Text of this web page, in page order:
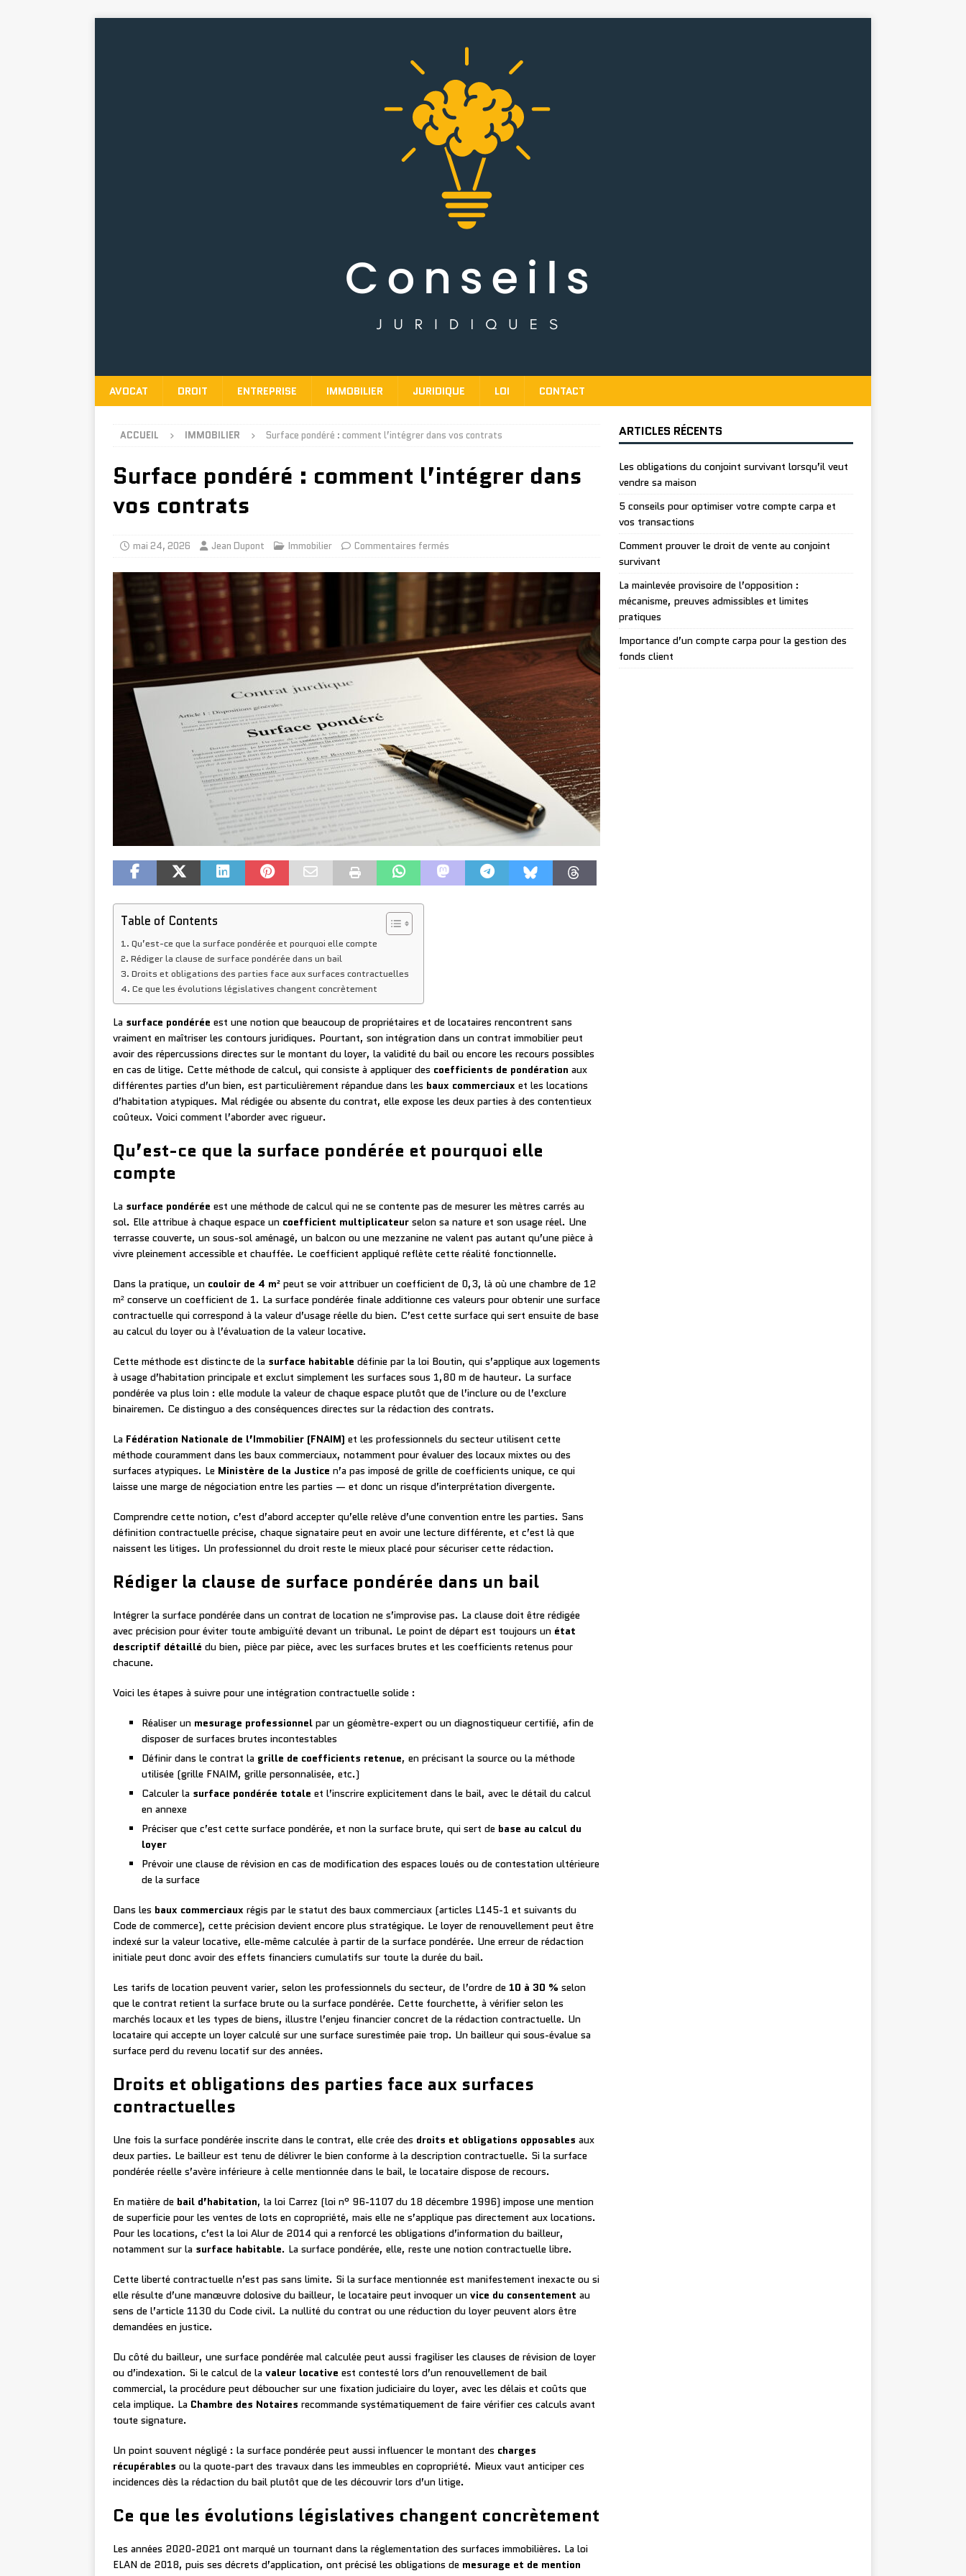
AVOCAT DROIT ENTREPRISE IMMOBILIER JURIDIQUE LOI CONTACT
ACCUEIL IMMOBILIER Surface pondéré : comment l’intégrer dans vos contrats
Surface pondéré : comment l’intégrer dans
vos contrats
mai 24, 2026 Jean Dupont Immobilier Commentaires fermés
Table of Contents
Qu’est-ce que la surface pondérée et pourquoi elle compte
Rédiger la clause de surface pondérée dans un bail
Droits et obligations des parties face aux surfaces contractuelles
Ce que les évolutions législatives changent concrètement
La surface pondérée est une notion que beaucoup de propriétaires et de locataires rencontrent sans
vraiment en maîtriser les contours juridiques. Pourtant, son intégration dans un contrat immobilier peut
avoir des répercussions directes sur le montant du loyer, la validité du bail ou encore les recours possibles
en cas de litige. Cette méthode de calcul, qui consiste à appliquer des coefficients de pondération aux
différentes parties d’un bien, est particulièrement répandue dans les baux commerciaux et les locations
d’habitation atypiques. Mal rédigée ou absente du contrat, elle expose les deux parties à des contentieux
coûteux. Voici comment l’aborder avec rigueur.
Qu’est-ce que la surface pondérée et pourquoi elle
compte
La surface pondérée est une méthode de calcul qui ne se contente pas de mesurer les mètres carrés au
sol. Elle attribue à chaque espace un coefficient multiplicateur selon sa nature et son usage réel. Une
terrasse couverte, un sous-sol aménagé, un balcon ou une mezzanine ne valent pas autant qu’une pièce à
vivre pleinement accessible et chauffée. Le coefficient appliqué reflète cette réalité fonctionnelle.
Dans la pratique, un couloir de 4 m² peut se voir attribuer un coefficient de 0,3, là où une chambre de 12
m² conserve un coefficient de 1. La surface pondérée finale additionne ces valeurs pour obtenir une surface
contractuelle qui correspond à la valeur d’usage réelle du bien. C’est cette surface qui sert ensuite de base
au calcul du loyer ou à l’évaluation de la valeur locative.
Cette méthode est distincte de la surface habitable définie par la loi Boutin, qui s’applique aux logements
à usage d’habitation principale et exclut simplement les surfaces sous 1,80 m de hauteur. La surface
pondérée va plus loin : elle module la valeur de chaque espace plutôt que de l’inclure ou de l’exclure
binairemen. Ce distinguo a des conséquences directes sur la rédaction des contrats.
La Fédération Nationale de l’Immobilier (FNAIM) et les professionnels du secteur utilisent cette
méthode couramment dans les baux commerciaux, notamment pour évaluer des locaux mixtes ou des
surfaces atypiques. Le Ministère de la Justice n’a pas imposé de grille de coefficients unique, ce qui
laisse une marge de négociation entre les parties — et donc un risque d’interprétation divergente.
Comprendre cette notion, c’est d’abord accepter qu’elle relève d’une convention entre les parties. Sans
définition contractuelle précise, chaque signataire peut en avoir une lecture différente, et c’est là que
naissent les litiges. Un professionnel du droit reste le mieux placé pour sécuriser cette rédaction.
Rédiger la clause de surface pondérée dans un bail
Intégrer la surface pondérée dans un contrat de location ne s’improvise pas. La clause doit être rédigée
avec précision pour éviter toute ambiguïté devant un tribunal. Le point de départ est toujours un état
descriptif détaillé du bien, pièce par pièce, avec les surfaces brutes et les coefficients retenus pour
chacune.
Voici les étapes à suivre pour une intégration contractuelle solide :
Réaliser un mesurage professionnel par un géomètre-expert ou un diagnostiqueur certifié, afin de
disposer de surfaces brutes incontestables
Définir dans le contrat la grille de coefficients retenue, en précisant la source ou la méthode
utilisée (grille FNAIM, grille personnalisée, etc.)
Calculer la surface pondérée totale et l’inscrire explicitement dans le bail, avec le détail du calcul
en annexe
Préciser que c’est cette surface pondérée, et non la surface brute, qui sert de base au calcul du
loyer
Prévoir une clause de révision en cas de modification des espaces loués ou de contestation ultérieure
de la surface
Dans les baux commerciaux régis par le statut des baux commerciaux (articles L145-1 et suivants du
Code de commerce), cette précision devient encore plus stratégique. Le loyer de renouvellement peut être
indexé sur la valeur locative, elle-même calculée à partir de la surface pondérée. Une erreur de rédaction
initiale peut donc avoir des effets financiers cumulatifs sur toute la durée du bail.
Les tarifs de location peuvent varier, selon les professionnels du secteur, de l’ordre de 10 à 30 % selon
que le contrat retient la surface brute ou la surface pondérée. Cette fourchette, à vérifier selon les
marchés locaux et les types de biens, illustre l’enjeu financier concret de la rédaction contractuelle. Un
locataire qui accepte un loyer calculé sur une surface surestimée paie trop. Un bailleur qui sous-évalue sa
surface perd du revenu locatif sur des années.
Droits et obligations des parties face aux surfaces
contractuelles
Une fois la surface pondérée inscrite dans le contrat, elle crée des droits et obligations opposables aux
deux parties. Le bailleur est tenu de délivrer le bien conforme à la description contractuelle. Si la surface
pondérée réelle s’avère inférieure à celle mentionnée dans le bail, le locataire dispose de recours.
En matière de bail d’habitation, la loi Carrez (loi n° 96-1107 du 18 décembre 1996) impose une mention
de superficie pour les ventes de lots en copropriété, mais elle ne s’applique pas directement aux locations.
Pour les locations, c’est la loi Alur de 2014 qui a renforcé les obligations d’information du bailleur,
notamment sur la surface habitable. La surface pondérée, elle, reste une notion contractuelle libre.
Cette liberté contractuelle n’est pas sans limite. Si la surface mentionnée est manifestement inexacte ou si
elle résulte d’une manœuvre dolosive du bailleur, le locataire peut invoquer un vice du consentement au
sens de l’article 1130 du Code civil. La nullité du contrat ou une réduction du loyer peuvent alors être
demandées en justice.
Du côté du bailleur, une surface pondérée mal calculée peut aussi fragiliser les clauses de révision de loyer
ou d’indexation. Si le calcul de la valeur locative est contesté lors d’un renouvellement de bail
commercial, la procédure peut déboucher sur une fixation judiciaire du loyer, avec les délais et coûts que
cela implique. La Chambre des Notaires recommande systématiquement de faire vérifier ces calculs avant
toute signature.
Un point souvent négligé : la surface pondérée peut aussi influencer le montant des charges
récupérables ou la quote-part des travaux dans les immeubles en copropriété. Mieux vaut anticiper ces
incidences dès la rédaction du bail plutôt que de les découvrir lors d’un litige.
Ce que les évolutions législatives changent concrètement
Les années 2020-2021 ont marqué un tournant dans la réglementation des surfaces immobilières. La loi
ELAN de 2018, puis ses décrets d’application, ont précisé les obligations de mesurage et de mention
ARTICLES RÉCENTS
Les obligations du conjoint survivant lorsqu’il veut
vendre sa maison
5 conseils pour optimiser votre compte carpa et
vos transactions
Comment prouver le droit de vente au conjoint
survivant
La mainlevée provisoire de l’opposition :
mécanisme, preuves admissibles et limites
pratiques
Importance d’un compte carpa pour la gestion des
fonds client